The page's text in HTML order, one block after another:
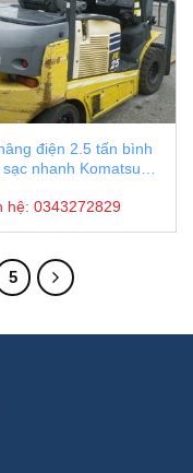
điện 2.5 tấn bình
sạc nhanh Komatsu
hệ: 0343272829
5